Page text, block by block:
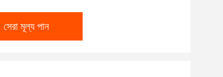
সেরা মূল্য পান